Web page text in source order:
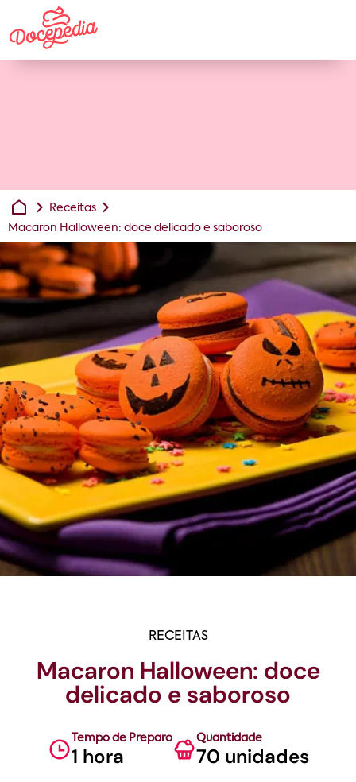
Receitas
Macaron Halloween: doce delicado e saboroso
RECEITAS
Macaron Halloween: doce
delicado e saboroso
Tempo de Preparo
1 hora
Quantidade
70 unidades